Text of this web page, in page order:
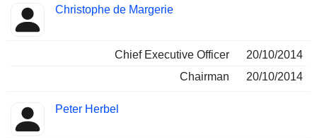
Christophe de Margerie
Chief Executive Officer
20/10/2014
Chairman
20/10/2014
Peter Herbel